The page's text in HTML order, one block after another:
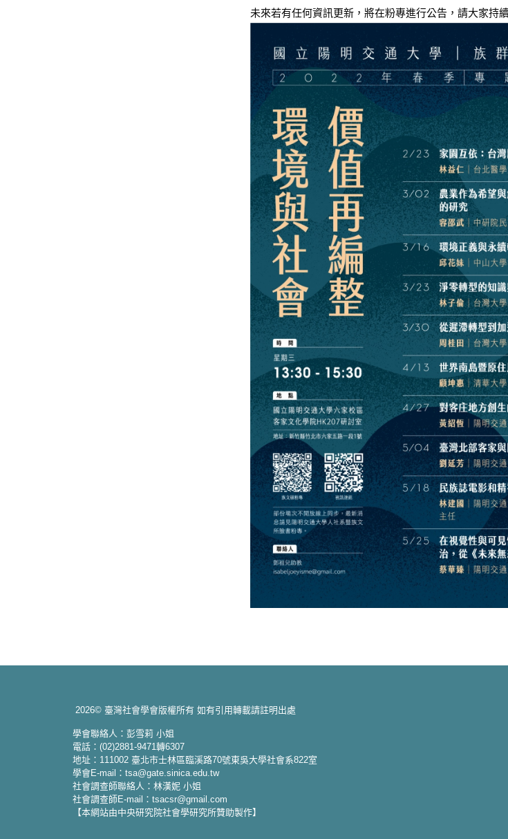
未來若有任何資訊更新，將在粉專進行公告，請大家持
2026© 臺灣社會學會版權所有 如有引用轉載請註明出處
學會聯絡人：彭雪莉 小姐
電話：(02)2881-9471轉6307
地址：111002 臺北市士林區臨溪路70號東吳大學社會系822室
學會E-mail：tsa@gate.sinica.edu.tw
社會調查師聯絡人：林漢妮 小姐
社會調查師E-mail：tsacsr@gmail.com
【本網站由中央研究院社會學研究所贊助製作】